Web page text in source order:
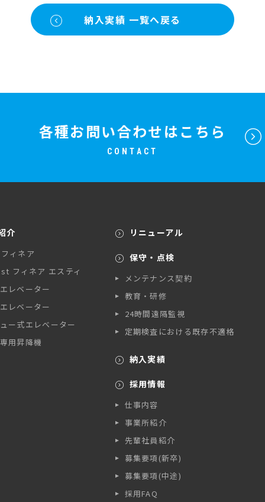
納入実績 一覧へ戻る
各種お問い合わせはこちら
CONTACT
介
ィネア
フィネア エスティ
レベーター
レベーター
ー式エレベーター
用昇降機
リニューアル
保守・点検
メンテナンス契約
教育・研修
24時間遠隔監視
定期検査における既存不適格
納入実績
採用情報
仕事内容
事業所紹介
先輩社員紹介
募集要項(新卒)
募集要項(中途)
採用FAQ